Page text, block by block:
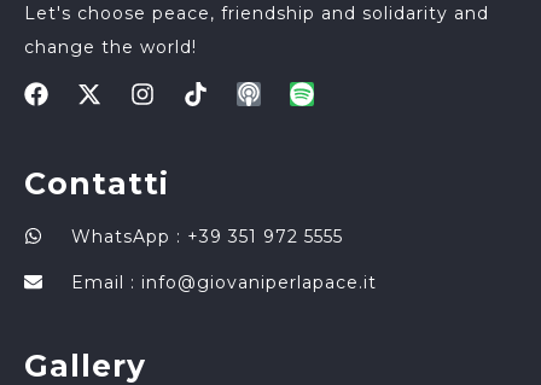
Let's choose peace, friendship and solidarity and
change the world!
Contatti
WhatsApp : +39 351 972 5555
Email : info@giovaniperlapace.it
Gallery